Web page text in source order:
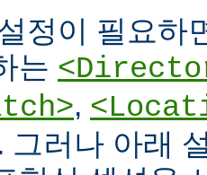
정이 필요하
는
,
그러나 아래